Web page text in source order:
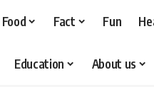
Food Fact Fun
Education About us